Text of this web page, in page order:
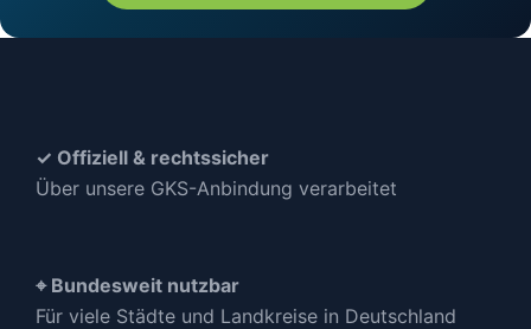
✓ Offiziell & rechtssicher
Über unsere GKS-Anbindung verarbeitet
⌖ Bundesweit nutzbar
Für viele Städte und Landkreise in Deutschland